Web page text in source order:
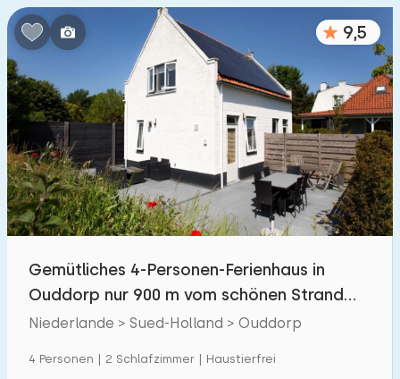
9,5
Gemütliches 4-Personen-Ferienhaus in
Ouddorp nur 900 m vom schönen Strand
entfernt
Niederlande > Sued-Holland > Ouddorp
4 Personen | 2 Schlafzimmer | Haustierfrei